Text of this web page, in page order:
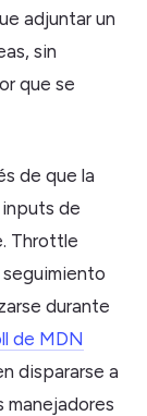
adjuntar un
sin
que se
de que la
de
Throttle
durante
de MDN
dispararse a
manejadores